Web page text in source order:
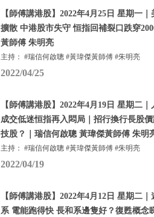
【師傅講港股】2022年4月25日 星期一
擴散 中港股市失守 恒指回補裂口跌穿
黃師傅 朱明亮
主持： #瑞信何啟聰 #黃瑋傑黃師傅 #朱明亮
2022/04/25
【師傅講港股】2022年4月19日 星期二
成交低迷恒指再入悶局｜招行換行長股
技股？｜瑞信何啟聰 黃瑋傑黃師傅 朱明
主持： #瑞信何啟聰 #黃瑋傑黃師傅 #朱明亮
2022/04/19
【師傅講港股】2022年4月12日 星期二
系 電能跑得快 長和系邊隻好？復甦概念